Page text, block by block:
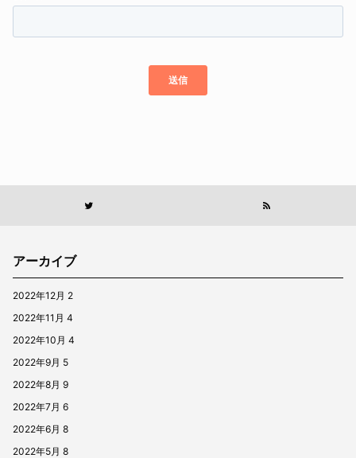
アーカイブ
2022年12月 2
2022年11月 4
2022年10月 4
2022年9月 5
2022年8月 9
2022年7月 6
2022年6月 8
2022年5月 8